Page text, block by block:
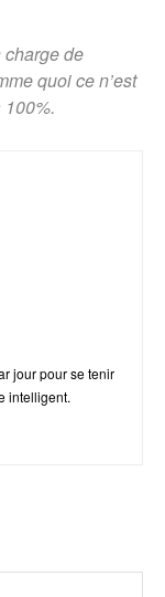
charge de
quoi ce n’est
jour pour se tenir
intelligent.